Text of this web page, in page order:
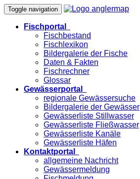
Toggle navigation
Fischportal
Fischbestand
Fischlexikon
Bildergalerie der Fische
Daten & Fakten
Fischrechner
Glossar
Gewässerportal
regionale Gewässersuche
Bildergalerie der Gewässer
Gewässerliste Stillwasser
Gewässerliste Fließwasser
Gewässerliste Kanäle
Gewässerliste Häfen
Kontaktportal
allgemeine Nachricht
Gewässermeldung